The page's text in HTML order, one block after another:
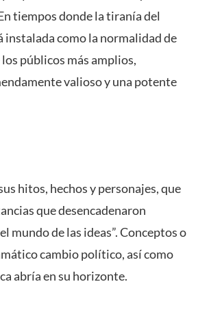
tiempos donde la tiranía del
como la normalidad de
públicos más amplios,
valioso y una potente
hitos, hechos y personajes, que
que desencadenaron
mundo de las ideas”. Conceptos o
cambio político, así como
abría en su horizonte.